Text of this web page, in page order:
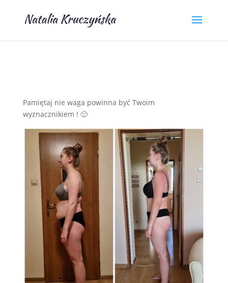
Pamiętaj nie waga powinna być Twoim
wyznacznikiem ! 🙂